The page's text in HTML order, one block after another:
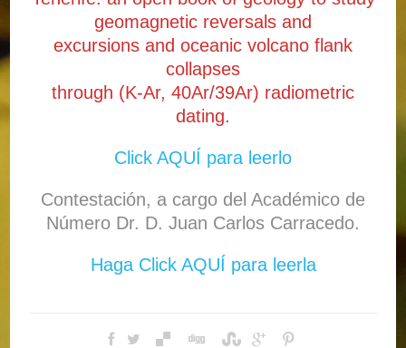
geomagnetic reversals and
excursions and oceanic volcano flank
collapses
through (K-Ar, 40Ar/39Ar) radiometric
dating.
Click AQUÍ para leerlo
Contestación, a cargo del Académico de
Número Dr. D. Juan Carlos Carracedo.
Haga Click AQUÍ para leerla